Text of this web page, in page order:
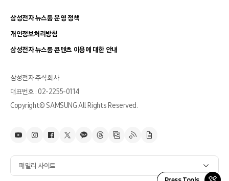
삼성전자 뉴스룸 운영 정책
개인정보처리방침
삼성전자 뉴스룸 콘텐츠 이용에 대한 안내
삼성전자 주식회사
대표번호 : 02-2255-0114
Copyright© SAMSUNG All Rights Reserved.
패밀리 사이트